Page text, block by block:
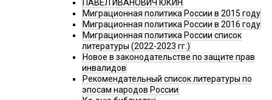
ПАВЕЛ ИВАНОВИЧ ЮКИН
Миграционная политика России в 2015 году
Миграционная политика России в 2016 году
Миграционная политика России список
литературы (2022-2023 гг.)
Новое в законодательстве по защите прав
инвалидов
Рекомендательный список литературы по
эпосам народов России